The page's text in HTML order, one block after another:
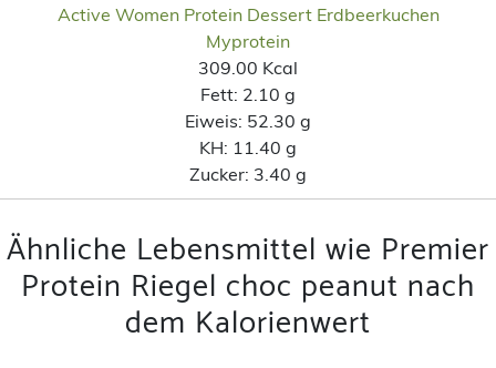
Active Women Protein Dessert Erdbeerkuchen
Myprotein
309.00 Kcal
Fett: 2.10 g
Eiweis: 52.30 g
KH: 11.40 g
Zucker: 3.40 g
Ähnliche Lebensmittel wie Premier
Protein Riegel choc peanut nach
dem Kalorienwert